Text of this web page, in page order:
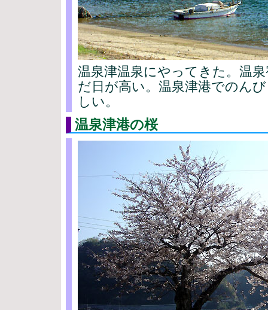
温泉津温泉にやってきた。温
だ日が高い。温泉津港でのん
しい。
温泉津港の桜